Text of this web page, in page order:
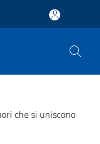
che si uniscono